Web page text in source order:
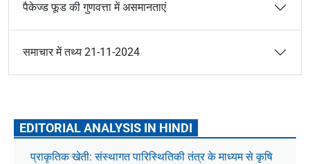
पैकेज्ड फूड की गुणवत्ता में असमानताएं
समाचार में तथ्य 21-11-2024
EDITORIAL ANALYSIS IN HINDI
प्राकृतिक खेती: संस्थागत पारिस्थितिकी तंत्र के माध्यम से कृषि